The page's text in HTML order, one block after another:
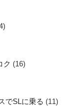
ク (16)
でSLに乗る (11)